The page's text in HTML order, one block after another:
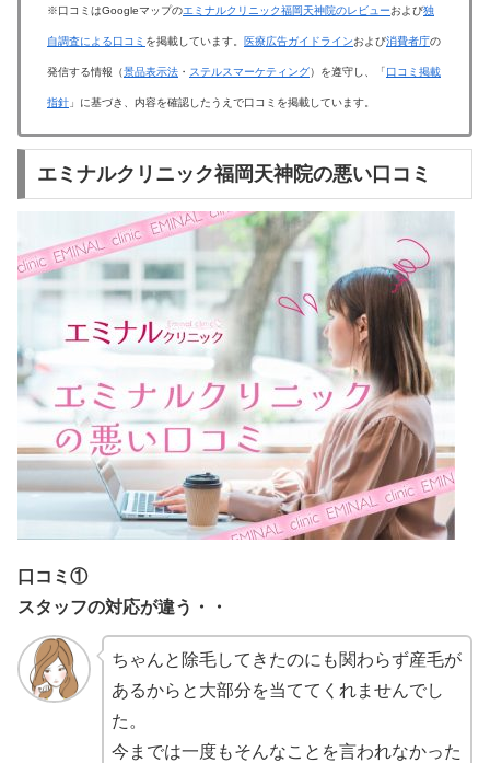
※口コミはGoogleマップのエミナルクリニック福岡天神院のレビューおよび独
自調査による口コミ を掲載しています。 医療広告ガイドラインおよび消費者庁の
発信する情報（景品表示法 ・ ステルスマーケティング）を遵守し、「口コミ掲載
指針 」に基づき、内容を確認したうえで口コミを掲載しています。
エミナルクリニック福岡天神院の悪い口コミ
口コミ①
スタッフの対応が違う・・
ちゃんと除毛してきたのにも関わらず産毛が
あるからと大部分を当ててくれませんでし
た。
今までは一度もそんなことを言われなかった